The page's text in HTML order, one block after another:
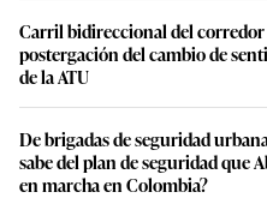
Carril bidireccional del corredor
postergación del cambio de
de la ATU
De brigadas de seguridad
sabe del plan de seguridad que
en marcha en Colombia?